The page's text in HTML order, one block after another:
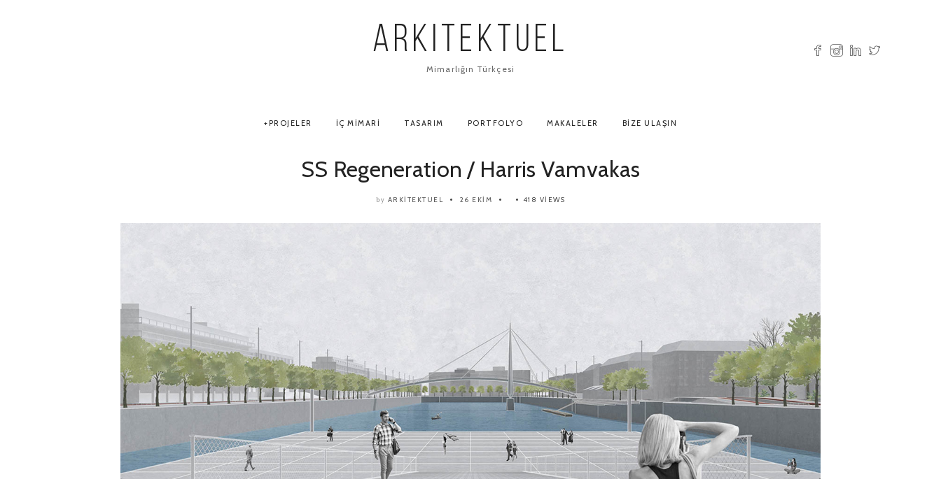
ARKITEKTUEL
Mimarlığın Türkçesi
PROJELER İÇ MIMARI TASARIM PORTFOLYO MAKALELER BIZE ULAŞIN
SS Regeneration / Harris Vamvakas
by ARKITEKTUEL 26 EKIM 418 VIEWS